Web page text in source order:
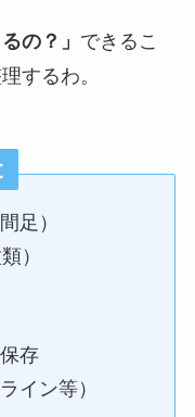
の？」 できるこ
するわ。
足）
）
存
イン等）